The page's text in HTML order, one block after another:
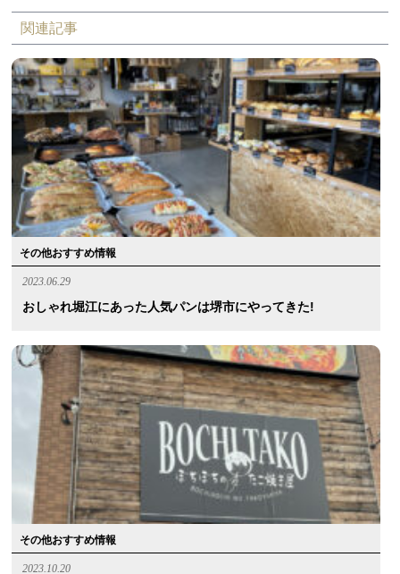
関連記事
その他おすすめ情報
2023.06.29
おしゃれ堀江にあった人気パンは堺市にやってきた!
その他おすすめ情報
2023.10.20